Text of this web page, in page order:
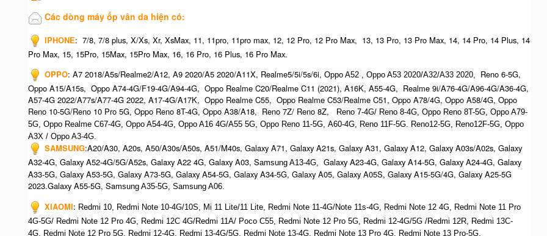
Các dòng máy ốp vân da hiện có:
IPHONE: 7/8, 7/8 plus, X/Xs, Xr, XsMax, 11, 11pro, 11pro max, 12, 12 Pro, 12 Pro Max, 13, 13 Pro, 13 Pro Max, 14, 14 Pro, 14 Plus, 14
Pro Max, 15, 15Pro, 15Max, 15Pro Max, 16, 16 Pro, 16 Plus, 16 Pro Max.​
OPPO: A7 2018/A5s/Realme2/A12, A9 2020/A5 2020/A11X, Realme5/5i/5s/6i, Oppo A52 , Oppo A53 2020/A32/A33 2020,
Reno 6-5G,
Oppo A15/A15s, Oppo A74-4G/F19-4G/A94-4G, Oppo Realme C20/Realme C11 (2021), A16K, A55-4G, Realme 9i/A76-4G/A96-4G/A36-4G,
A57-4G 2022/A77s/A77-4G 2022, A17-4G/A17K, Oppo Realme C55, Oppo Realme C53/Realme C51, Oppo A78/4G, Oppo A58/4G, Oppo
Reno 10-5G/Reno 10 Pro 5G, Oppo Reno 8T-4G, Oppo A38/A18, Reno 7Z/ Reno 8Z,
Reno 7-4G/ Reno 8-4G, Oppo Reno 8T-5G, Oppo A79-
5G, Oppo Realme C67-4G, Oppo A54-4G, Oppo A16 4G/A55 5G, Oppo Reno 11-5G, A60-4G, Reno 11F-5G. Reno12-5G, Reno12F-5G, Oppo
A3X / Oppo A3-4G.
SAMSUNG:A20/A30, A20s, A50/A30s/A50s, A51/M40s, Galaxy A71, Galaxy A21s, Galaxy A31, Galaxy A12, Galaxy A03s/A02s, Galaxy
A32-4G, Galaxy A52-4G/5G/A52s, Galaxy A22 4G, Galaxy A03, Samsung A13-4G,
Galaxy A23-4G, Galaxy A14-5G, Galaxy A24-4G, Galaxy
A33-5G, Galaxy A53-5G, Galaxy A73-5G, Galaxy A54-5G, Galaxy A34-5G, Galaxy A05, Galaxy A05S, Galaxy A15-5G/4G, Galaxy A25-5G
2023.Galaxy A55-5G, Samsung A35-5G, Samsung A06.
XIAOMI: Redmi 10, Redmi Note 10-4G/10S, Mi 11 Lite/11 Lite, Redmi Note 11-4G/Note 11s-4G, Redmi Note 12 4G, Redmi Note 11 Pro
4G-5G/ Redmi Note 12 Pro 4G, Redmi 12C 4G/Redmi 11A/ Poco C55, Redmi Note 12 Pro 5G, Redmi 12-4G/5G /Redmi 12R, Redmi 13C-
4G, Redmi Note 12 Pro 5G, Redmi 12-4G. Redmi 13-4G/5G, Redmi Note 13-4G, Redmi Note 13 Pro 4G, Redmi Note 13 Pro-5G.